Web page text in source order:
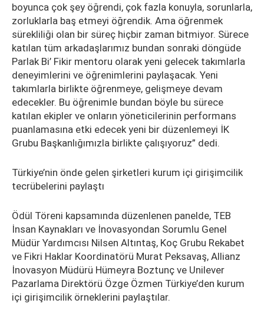
boyunca çok şey öğrendi, çok fazla konuyla, sorunlarla,
zorluklarla baş etmeyi öğrendik. Ama öğrenmek
sürekliliği olan bir süreç hiçbir zaman bitmiyor. Sürece
katılan tüm arkadaşlarımız bundan sonraki döngüde
Parlak Bi’ Fikir mentoru olarak yeni gelecek takımlarla
deneyimlerini ve öğrenimlerini paylaşacak. Yeni
takımlarla birlikte öğrenmeye, gelişmeye devam
edecekler. Bu öğrenimle bundan böyle bu sürece
katılan ekipler ve onların yöneticilerinin performans
puanlamasına etki edecek yeni bir düzenlemeyi İK
Grubu Başkanlığımızla birlikte çalışıyoruz” dedi.
Türkiye’nin önde gelen şirketleri kurum içi girişimcilik
tecrübelerini paylaştı
Ödül Töreni kapsamında düzenlenen panelde, TEB
İnsan Kaynakları ve İnovasyondan Sorumlu Genel
Müdür Yardımcısı Nilsen Altıntaş, Koç Grubu Rekabet
ve Fikri Haklar Koordinatörü Murat Peksavaş, Allianz
İnovasyon Müdürü Hümeyra Boztunç ve Unilever
Pazarlama Direktörü Özge Özmen Türkiye’den kurum
içi girişimcilik örneklerini paylaştılar.